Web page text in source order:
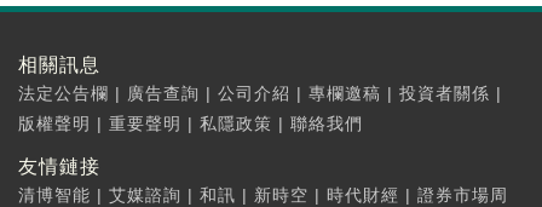
相關訊息
法定公告欄 | 廣告查詢 | 公司介紹 | 專欄邀稿 | 投資者關係 |
版權聲明 | 重要聲明 | 私隱政策 | 聯絡我們
友情鏈接
清博智能 | 艾媒諮詢 | 和訊 | 新時空 | 時代財經 | 證券市場周